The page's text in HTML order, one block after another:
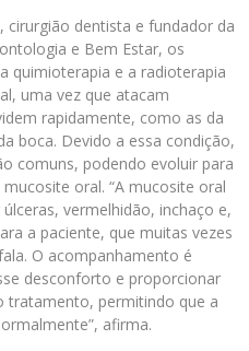
cirurgião dentista e fundador da
e Bem Estar, os
quimioterapia e a radioterapia
uma vez que atacam
rapidamente, como as da
boca. Devido a essa condição,
comuns, podendo evoluir para
oral. “A mucosite oral
vermelhidão, inchaço e,
a paciente, que muitas vezes
O acompanhamento é
desconforto e proporcionar
tratamento, permitindo que a
afirma.